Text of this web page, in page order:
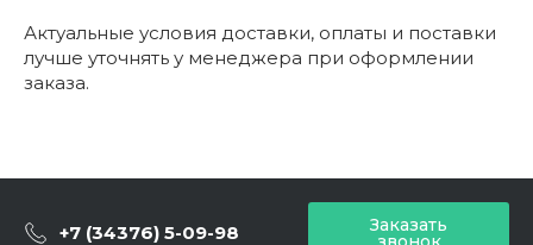
Актуальные условия доставки, оплаты и поставки
лучше уточнять у менеджера при оформлении
заказа.
+7 (34376) 5-09-98 Заказать